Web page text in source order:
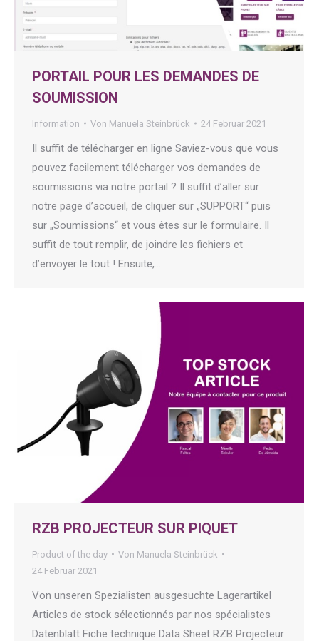
PORTAIL POUR LES DEMANDES DE
SOUMISSION
Information Von Manuela Steinbrück 24 Februar 2021
Il suffit de télécharger en ligne Saviez-vous que vous
pouvez facilement télécharger vos demandes de
soumissions via notre portail ? Il suffit d’aller sur
notre page d’accueil, de cliquer sur „SUPPORT“ puis
sur „Soumissions“ et vous êtes sur le formulaire. Il
suffit de tout remplir, de joindre les fichiers et
d’envoyer le tout ! Ensuite,…
RZB PROJECTEUR SUR PIQUET
Product of the day Von Manuela Steinbrück
24 Februar 2021
Von unseren Spezialisten ausgesuchte Lagerartikel
Articles de stock sélectionnés par nos spécialistes
Datenblatt Fiche technique Data Sheet RZB Projecteur